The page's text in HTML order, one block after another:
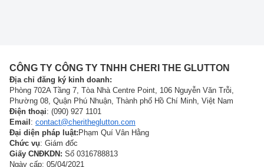
CÔNG TY CÔNG TY TNHH CHERI THE GLUTTON
Địa chỉ đăng ký kinh doanh:
Phòng 702A Tầng 7, Tòa Nhà Centre Point, 106 Nguyễn Văn Trỗi,
Phường 08, Quận Phú Nhuận, Thành phố Hồ Chí Minh, Việt Nam
Điện thoại: (090) 927 1101
Email : contact@cheritheglutton.com
Đại diện pháp luật: Phạm Quí Vân Hằng
Chức vụ: Giám đốc
Giấy CNĐKDN: Số 0316788813
Ngày cấp: 05/04/2021